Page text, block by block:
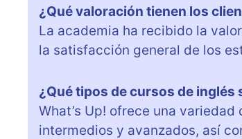
¿Qué valoración tienen los
La academia ha recibido la
la satisfacción general de los
¿Qué tipos de cursos de inglés
What’s Up! ofrece una
intermedios y avanzados, así